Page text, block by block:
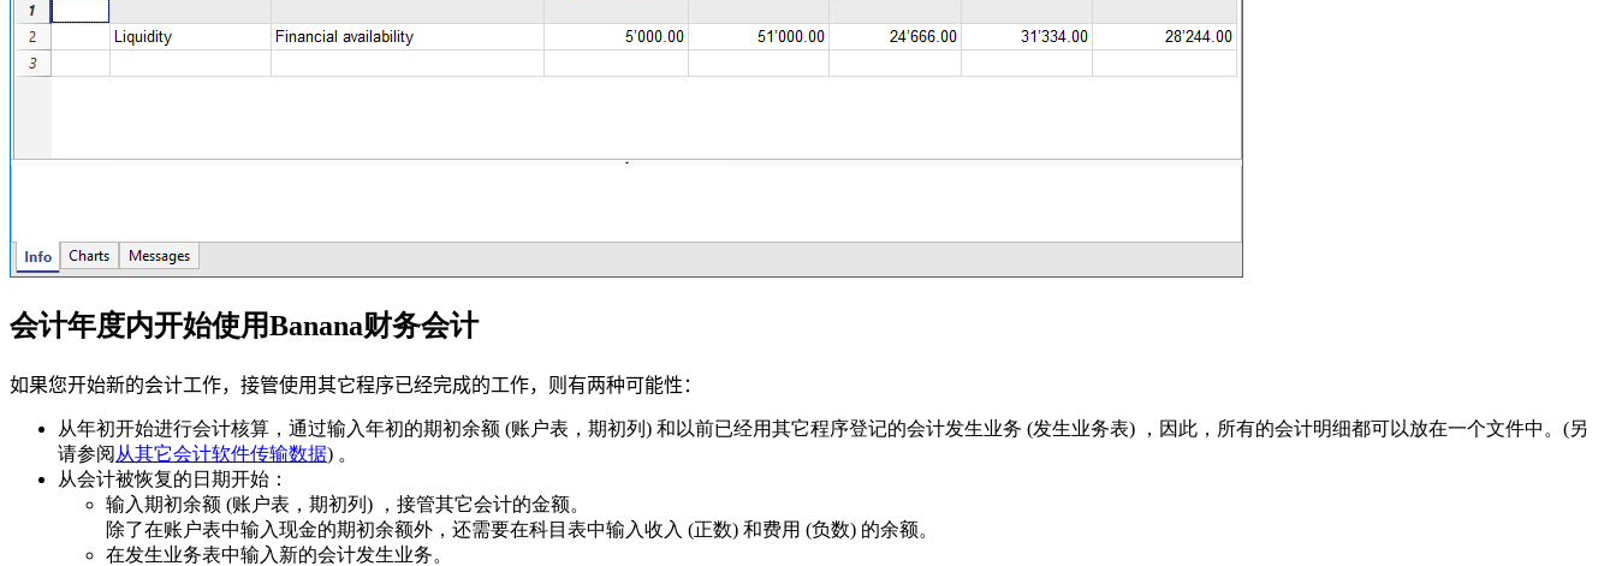
会计年度内开始使用Banana财务会计
如果您开始新的会计工作，接管使用其它程序已经完成的工作，则有两种可能性：
从年初开始进行会计核算，通过输入年初的期初余额 (账户表，期初列) 和以前已经用其它程序登记的会计发生业务 (发生业务表) ，因此，所有的会计明细都可以放在一个文件中。(另
请参阅 从其它会计软件传输数据) 。
从会计被恢复的日期开始：
输入期初余额 (账户表，期初列) ，接管其它会计的金额。
除了在账户表中输入现金的期初余额外，还需要在科目表中输入收入 (正数) 和费用 (负数) 的余额。
在发生业务表中输入新的会计发生业务。